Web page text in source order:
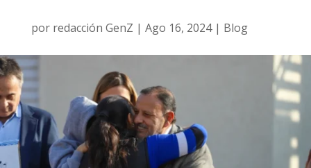
por redacción GenZ | Ago 16, 2024| Blog